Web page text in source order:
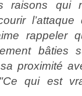
raisons qui
l’attaque
rappeler
bâties
proximité
qui est